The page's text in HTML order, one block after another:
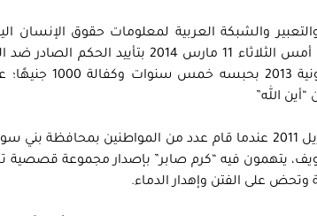
والشبكة العربية لمعلومات حقوق الإنسان
محكمة جنح ببا “بني سويف ” أمس الثلاثاء
لحقوق الإنسان،
الله”
وتحض على الفتن وإهدار الدماء.